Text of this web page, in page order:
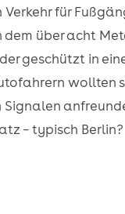
für
über acht
geschützt in
wollten
Signalen
– typisch Berlin?